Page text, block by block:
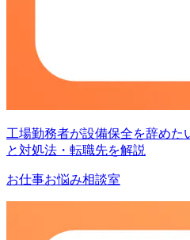
工場勤務者が設備保全を辞めた
と対処法・転職先を解説
お仕事お悩み相談室